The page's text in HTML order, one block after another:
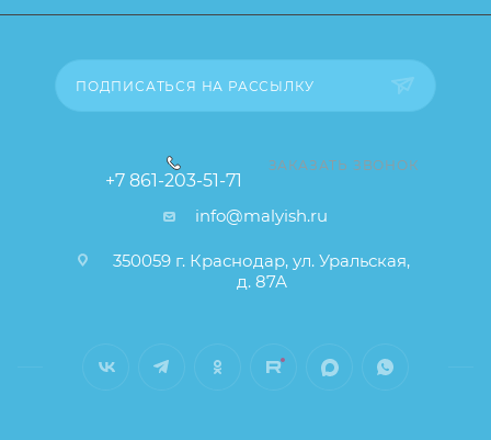
ПОДПИСАТЬСЯ НА РАССЫЛКУ
+7 861-203-51-71
ЗАКАЗАТЬ ЗВОНОК
info@malyish.ru
350059 г. Краснодар, ул. Уральская,
д. 87А